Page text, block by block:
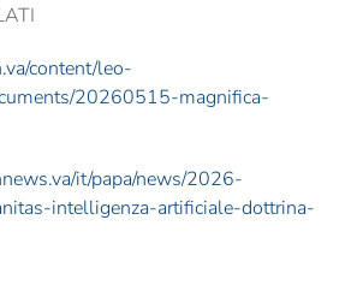
content/leo-
20260515-magnifica-
it/papa/news/2026-
intelligenza-artificiale-dottrina-